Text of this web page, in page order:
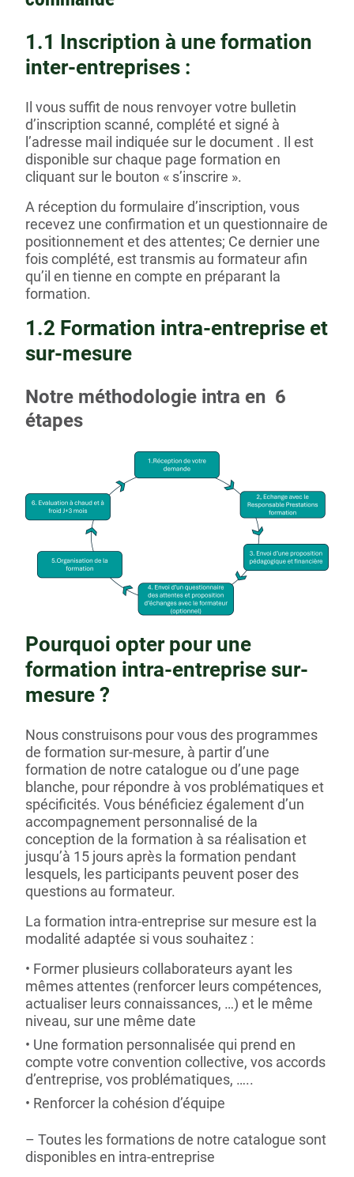
1.1 Inscription à une formation
inter-entreprises :
Il vous suffit de nous renvoyer votre bulletin
d’inscription scanné, complété et signé à
l’adresse mail indiquée sur le document . Il est
disponible sur chaque page formation en
cliquant sur le bouton « s’inscrire ».
A réception du formulaire d’inscription, vous
recevez une confirmation et un questionnaire de
positionnement et des attentes; Ce dernier une
fois complété, est transmis au formateur afin
qu’il en tienne en compte en préparant la
formation.
1.2 Formation intra-entreprise et
sur-mesure
Notre méthodologie intra en 6
étapes
Pourquoi opter pour une
formation intra-entreprise sur-
mesure ?
Nous construisons pour vous des programmes
de formation sur-mesure, à partir d’une
formation de notre catalogue ou d’une page
blanche, pour répondre à vos problématiques et
spécificités. Vous bénéficiez également d’un
accompagnement personnalisé de la
conception de la formation à sa réalisation et
jusqu’à 15 jours après la formation pendant
lesquels, les participants peuvent poser des
questions au formateur.
La formation intra-entreprise sur mesure est la
modalité adaptée si vous souhaitez :
Former plusieurs collaborateurs ayant les
mêmes attentes (renforcer leurs compétences,
actualiser leurs connaissances, …) et le même
niveau, sur une même date
Une formation personnalisée qui prend en
compte votre convention collective, vos accords
d’entreprise, vos problématiques, …..
Renforcer la cohésion d’équipe
– Toutes les formations de notre catalogue sont
disponibles en intra-entreprise